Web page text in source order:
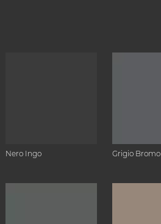
Nero Ingo Grigio Bromo